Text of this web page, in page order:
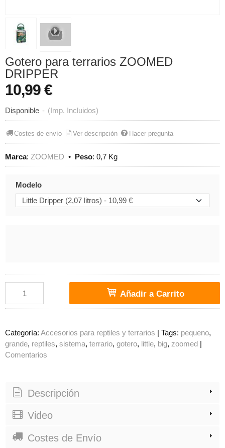
Gotero para terrarios ZOOMED
DRIPPER
10,99 €
Disponible - (Imp. Incluidos)
Costes de envío Ver descripción Hacer pregunta
Marca: ZOOMED • Peso: 0,7 Kg
Modelo
Añadir a Carrito
Categoría: Accesorios para reptiles y terrarios | Tags: pequeno
grande reptiles sistema terrario gotero little big zoomed |
Comentarios
Descripción
Video
Costes de Envío